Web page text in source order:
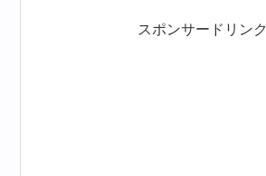
スポンサードリンク